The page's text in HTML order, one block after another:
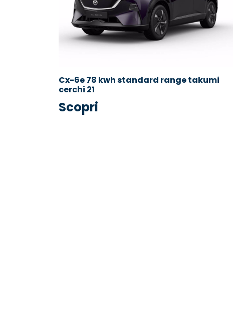
Cx-6e 78 kwh standard range takumi
cerchi 21
Scopri